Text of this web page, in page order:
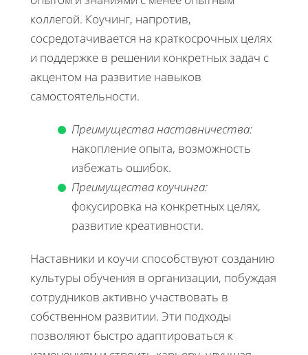
коллегой. Коучинг, напротив,
сосредотачивается на краткосрочных целях
и поддержке в решении конкретных задач с
акцентом на развитие навыков
самостоятельности.
Преимущества наставничества:
накопление опыта, возможность
избежать ошибок.
Преимущества коучинга:
фокусировка на конкретных целях,
развитие креативности.
Наставники и коучи способствуют созданию
культуры обучения в организации, побуждая
сотрудников активно участвовать в
собственном развитии. Эти подходы
позволяют быстро адаптироваться к